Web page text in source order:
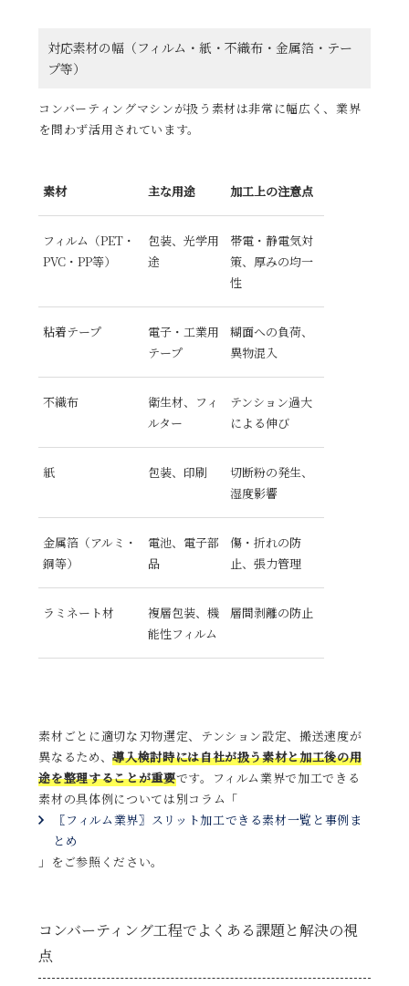
対応素材の幅（フィルム・紙・不織布・金属箔・テー
プ等）
コンバーティングマシンが扱う素材は非常に幅広く、業界
を問わず活用されています。
素材 主な用途 加工上の注意点
フィルム（PET・
PVC・PP等）
包装、光学用
途
帯電・静電気対
策、厚みの均一
性
粘着テープ
電子・工業用
テープ
糊面への負荷、
異物混入
不織布
衛生材、フィ
ルター
テンション過大
による伸び
紙 包装、印刷
切断粉の発生、
湿度影響
金属箔（アルミ・
銅等）
電池、電子部
品
傷・折れの防
止、張力管理
ラミネート材
複層包装、機
能性フィルム
層間剥離の防止
素材ごとに適切な刃物選定、テンション設定、搬送速度が
異なるため、導入検討時には自社が扱う素材と加工後の用
途を整理することが重要です。フィルム業界で加工できる
素材の具体例については別コラム「
〖フィルム業界〗スリット加工できる素材一覧と事例ま
とめ
」をご参照ください。
コンバーティング工程でよくある課題と解決の視
点